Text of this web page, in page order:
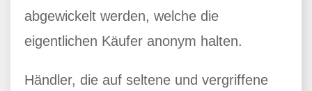
abgewickelt werden, welche die
eigentlichen Käufer anonym halten.
Händler, die auf seltene und vergriffene